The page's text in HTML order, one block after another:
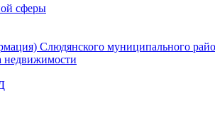
сферы
Слюдянского муниципального
недвижимости